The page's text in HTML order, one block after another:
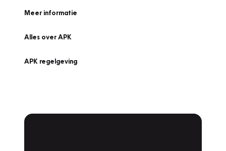
Meer informatie
Alles over APK
APK regelgeving